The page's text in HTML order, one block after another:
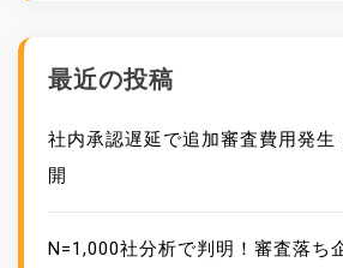
最近の投稿
社内承認遅延で追加審査費用発生
開
N=1,000社分析で判明！審査落ち